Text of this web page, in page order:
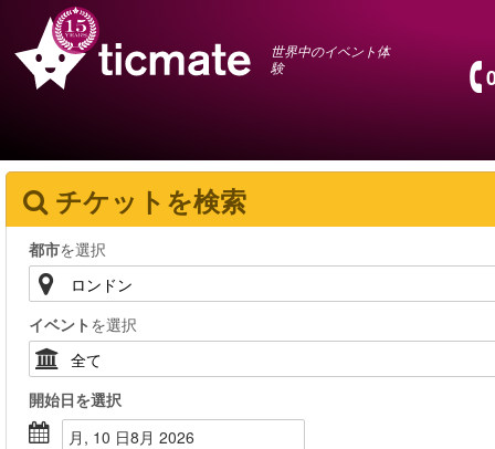
世界中のイベント体
験
チケットを検索
都市を選択
イベント を選択
開始日を選択
月, 10 日8月 2026